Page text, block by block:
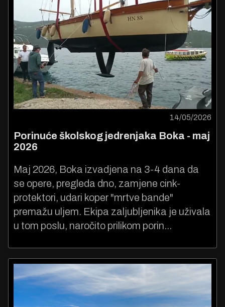
14/05/2026
Porinuće školskog jedrenjaka Boka - maj
2026
Maj 2026, Boka izvadjena na 3-4 dana da
se opere, pregleda dno, zamjene cink-
protektori, udari koper "mrtve bande"
premažu uljem. Ekipa zaljubljenika je uživala
u tom poslu, naročito prilikom porin...